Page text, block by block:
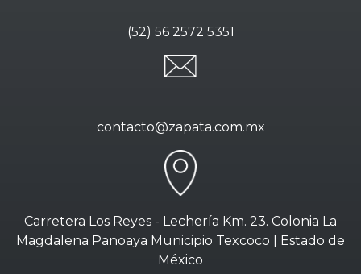
(52) 56 2572 5351
contacto@zapata.com.mx
Carretera Los Reyes - Lechería Km. 23. Colonia La
Magdalena Panoaya Municipio Texcoco | Estado de
México